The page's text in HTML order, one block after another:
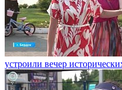
устроили вечер